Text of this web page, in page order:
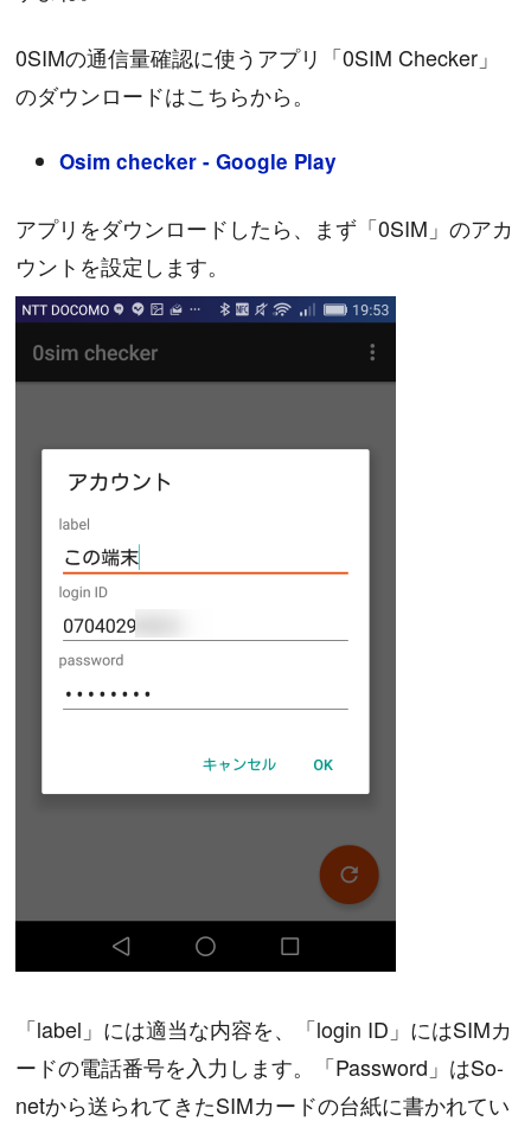
0SIMの通信量確認に使うアプリ「0SIM Checker」
のダウンロードはこちらから。
Osim checker - Google Play
アプリをダウンロードしたら、まず「0SIM」のアカ
ウントを設定します。
「label」には適当な内容を、「login ID」にはSIMカ
ードの電話番号を入力します。「Password」はSo-
netから送られてきたSIMカードの台紙に書かれてい